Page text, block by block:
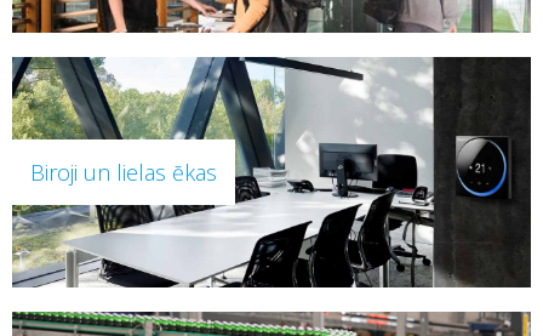
Biroji un lielas ēkas